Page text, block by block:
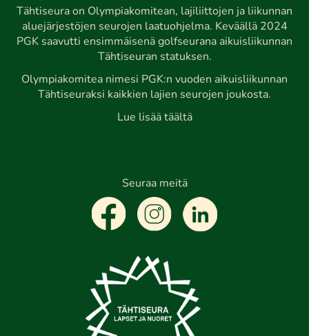
Tähtiseura on Olympiakomitean, lajiliittojen ja liikunnan
aluejärjestöjen seurojen laatuohjelma. Keväällä 2024
PGK saavutti ensimmäisenä golfseurana aikuisliikunnan
Tähtiseuran statuksen.
Olympiakomitea nimesi PGK:n vuoden aikuisliikunnan
Tähtiseuraksi kaikkien lajien seurojen joukosta.
Lue lisää täältä
Seuraa meitä